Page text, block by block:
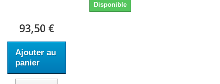
Disponible
93,50 €
Ajouter au
panier